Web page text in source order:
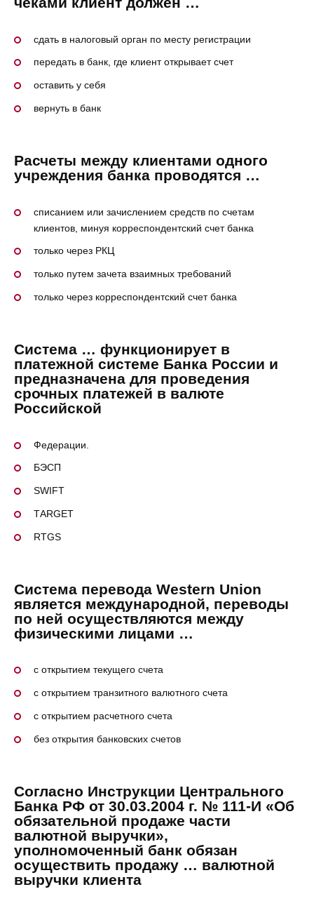
сдать в налоговый орган по месту регистрации
передать в банк, где клиент открывает счет
оставить у себя
вернуть в банк
Расчеты между клиентами одного
учреждения банка проводятся …
списанием или зачислением средств по счетам
клиентов, минуя корреспондентский счет банка
только через РКЦ
только путем зачета взаимных требований
только через корреспондентский счет банка
Система … функционирует в
платежной системе Банка России и
предназначена для проведения
срочных платежей в валюте
Российской
Федерации.
БЭСП
SWIFT
TАRGЕT
RTGS
Система перевода Wеstеrn Uniоn
является международной, переводы
по ней осуществляются между
физическими лицами …
с открытием текущего счета
с открытием транзитного валютного счета
с открытием расчетного счета
без открытия банковских счетов
Согласно Инструкции Центрального
Банка РФ от 30.03.2004 г. № 111-И «Об
обязательной продаже части
валютной выручки»,
уполномоченный банк обязан
осуществить продажу … валютной
выручки клиента